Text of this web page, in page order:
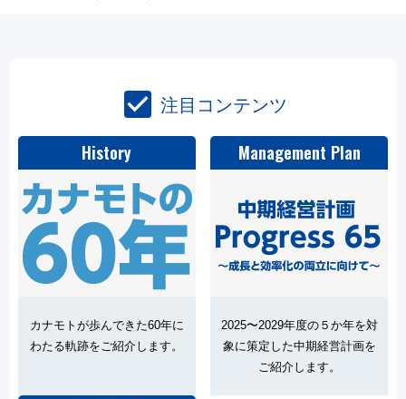
check_box 注目コンテンツ
History
カナモトが歩んできた60年に
わたる軌跡をご紹介します。
Management Plan
2025〜2029年度の５か年を対
象に策定した中期経営計画を
ご紹介します。